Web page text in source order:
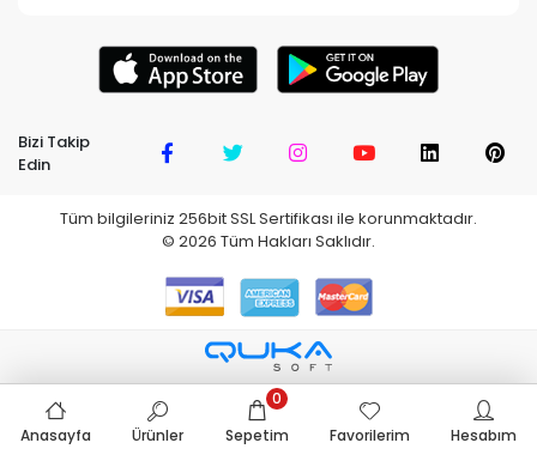
Bizi Takip
Edin
Tüm bilgileriniz 256bit SSL Sertifikası ile korunmaktadır.
© 2026 Tüm Hakları Saklıdır.
Anasayfa Ürünler Sepetim
0
Favorilerim
Hesabım